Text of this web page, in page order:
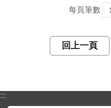
每頁筆數
回上一頁
:::